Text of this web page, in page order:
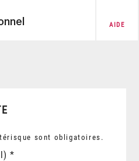
AIDE
sont obligatoires.